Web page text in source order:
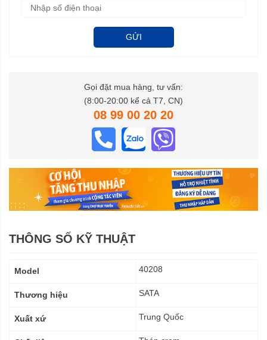
GỬI
Gọi đặt mua hàng, tư vấn:
(8:00-20:00 kể cả T7, CN)
08 99 00 20 20
THÔNG SỐ KỸ THUẬT
kỹ
Model 40208
Thương hiệu SATA
Xuất xứ Trung Quốc